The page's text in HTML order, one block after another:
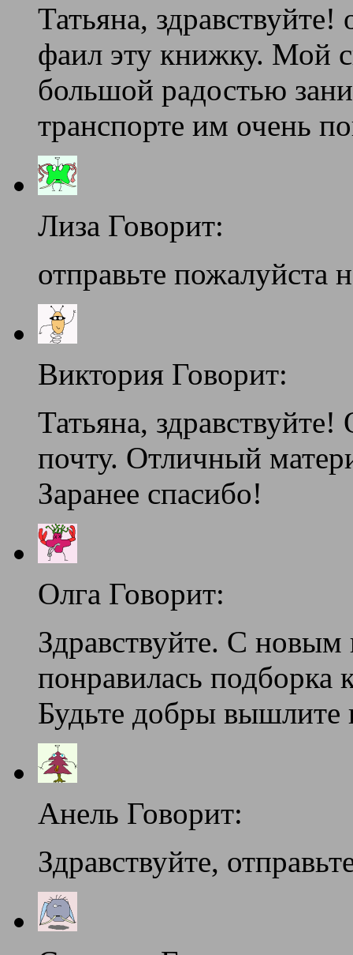
Татьяна,
фаил эту книжку. Мой
большой радостью
транспорте им очень
Лиза Говорит:
отправьте
Виктория Говорит:
Татьяна,
почту. Отличный
Заранее спасибо!
Олга Говорит:
Здравствуйте. С новым
понравилась подборка
Будьте добры
Анель Говорит:
Здравствуйте,